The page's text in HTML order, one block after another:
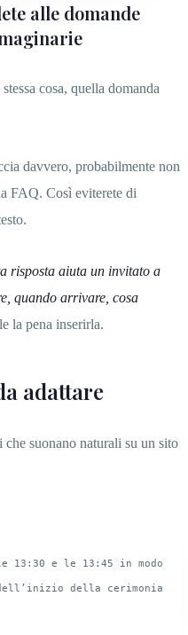
alle domande
cosa, quella domanda
davvero, probabilmente non
FAQ. Così eviterete di
risposta aiuta un invitato a
quando arrivare, cosa
la pena inserirla.
adattare
suonano naturali su un sito
e le 13:45 in modo
della cerimonia